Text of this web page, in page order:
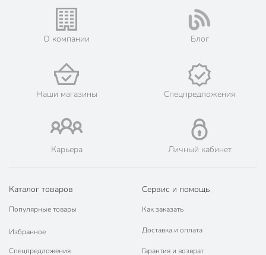
Жители Астраханской области могут сделать заказ и оплатить
его онлайн на официальном сайте сети магазинов Порядок.
Мы предлагаем бесплатную курьерскую доставку для товара
«подводка для воды» при заказе от 3000 рублей в такие
Харабали, Ахтубинск, Володарский, Енотаевка, Лиман,
Началово, Чёрный Яр.
💳 Оплата: онлайн на сайте интернет-гипермаркета или
🛍 Скидки, акции, распродажи каждый день!
📜 Только оригинальная продукция. Интернет-гипермаркет
Порядок - официальный представитель ведущих мировых
марок.
О компании Блог
Наши магазины Спецпредложения
Карьера Личный кабинет
Каталог товаров
Популярные товары
Избранное
Спецпредложения
Сервис и помощь
Как заказать
Доставка и оплата
Гарантия и возврат